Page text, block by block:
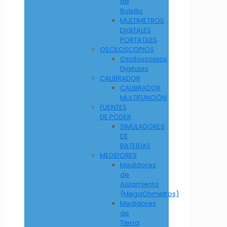
Bolsillo
MULTIMETROS
DIGITALES
PORTATILES
OSCILOSCOPIOS
Osciloscopios
Digitales
CALIBRADOR
CALIBRADOR
MULTIFUNCIÓN
FUENTES
DE PODER
SIMULADORES
DE
BATERÍAS
MEDIDORES
Medidores
de
Aislamiento
(MegaOhmetros)
Medidores
de
Tierra